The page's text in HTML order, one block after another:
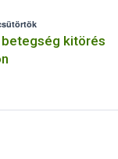
betegség kitörés